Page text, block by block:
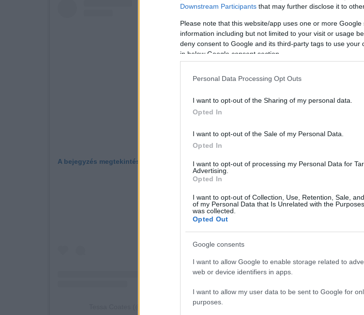
Downstream Participants that may further disclose it to
Please note that this website/app uses one or more
information including but not limited to your visit or usage
deny consent to Google and its third-party tags to use your
in below Google consent section.
Personal Data Processing Opt Outs
I want to opt-out of the Sharing of my personal data.
Opted In
I want to opt-out of the Sale of my Personal Data.
Opted In
I want to opt-out of processing my Personal Data for
Advertising.
Opted In
I want to opt-out of Collection, Use, Retention, Sale,
of my Personal Data that Is Unrelated with the
was collected.
Opted Out
Google consents
I want to allow Google to enable storage related to
web or device identifiers in apps.
I want to allow my user data to be sent to Google for
purposes.
A bejegyzés megtekintése az Instagramon
Tessa Coates (@wheatpraylove) által megosztott bejegyzés